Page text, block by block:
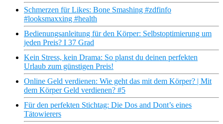
Schmerzen für Likes: Bone Smashing #zdfinfo
#looksmaxxing #health
Bedienungsanleitung für den Körper: Selbstoptimierung um
jeden Preis? I 37 Grad
Kein Stress, kein Drama: So planst du deinen perfekten
Urlaub zum günstigen Preis!
Online Geld verdienen: Wie geht das mit dem Körper? | Mit
dem Körper Geld verdienen? #5
Für den perfekten Stichtag: Die Dos and Dont’s eines
Tätowierers